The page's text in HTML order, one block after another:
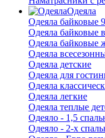
Одеяла
Одеяла байковые
Одеяла байковые
Одеяла байковые
Одеяла
Одеяла детские
Одеяла для
Одеяла
Одеяла легкие
Одеяла теплые
Одеяло - 1,5
Одеяло - 2-х